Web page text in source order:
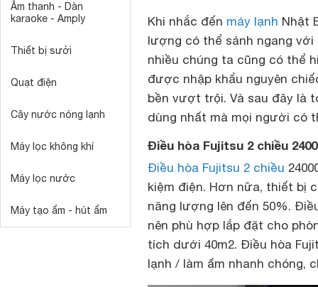
Âm thanh - Dàn
karaoke - Amply
Thiết bị sưởi
Quạt điện
Cây nước nóng lạnh
Máy lọc không khí
Máy lọc nước
Máy tạo ẩm - hút ẩm
Khi nhắc đến máy lạnh Nhật
lượng có thể sánh ngang với
nhiều chúng ta cũng có thể
được nhập khẩu nguyên
bền vượt trội. Và sau đây là
dùng nhất mà mọi người có
Điều hòa Fujitsu 2 chiều
Điều hòa Fujitsu 2 chiều
kiệm điện. Hơn nữa, thiết bị
năng lượng lên đến 50%.
nên phù hợp lắp đặt cho
tích dưới 40m2. Điều hòa
lạnh / làm ấm nhanh chóng,